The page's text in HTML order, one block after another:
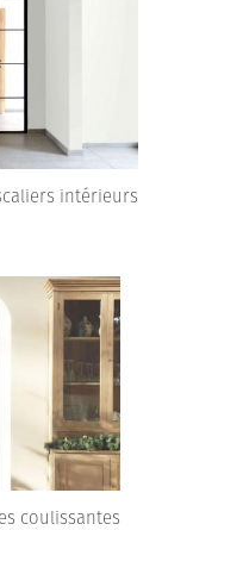
intérieurs
coulissantes